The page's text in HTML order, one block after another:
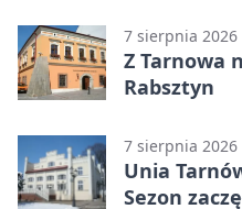
7 sierpnia 2026
Z Tarnowa
Rabsztyn
7 sierpnia 2026
Unia
Sezon